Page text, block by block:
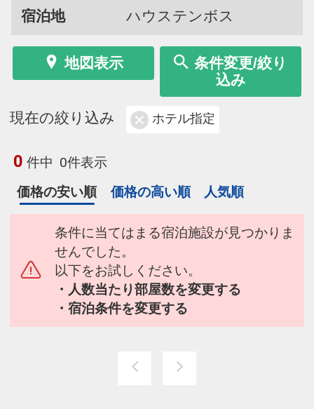
宿泊地
ハウステンボス
地図表示
条件変更/絞り
込み
現在の絞り込み ホテル指定
0 件中 0件表示
価格の安い順
価格の高い順 人気順
条件に当てはまる宿泊施設が見つかりま
せんでした。
以下をお試しください。
・人数当たり部屋数を変更する
・宿泊条件を変更する